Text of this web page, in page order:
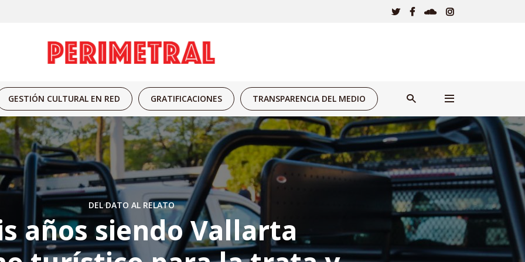
GESTIÓN CULTURAL EN RED GRATIFICACIONES TRANSPARENCIA DEL MEDIO
DEL DATO AL RELATO
años siendo Vallarta